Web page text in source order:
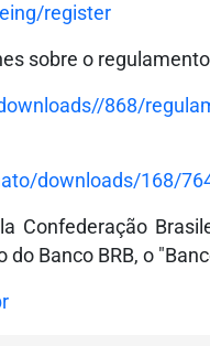
register
sobre o
868/
downloads/168/
Confederação
Banco BRB, o